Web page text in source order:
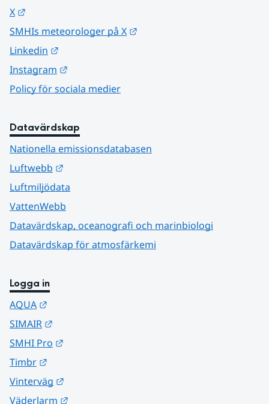
X
SMHIs meteorologer på X
Linkedin
Instagram
Policy för sociala medier
Datavärdskap
Nationella emissionsdatabasen
Luftwebb
Luftmiljödata
VattenWebb
Datavärdskap, oceanografi och marinbiologi
Datavärdskap för atmosfärkemi
Logga in
AQUA
SIMAIR
SMHI Pro
Timbr
Vinterväg
Väderlarm